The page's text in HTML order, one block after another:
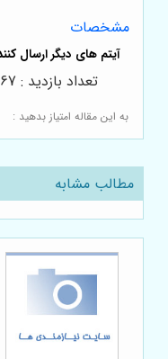
مشخصات
به این مقاله امتیاز بدهید :
تعداد بازدید : 167
مطالب مشابه